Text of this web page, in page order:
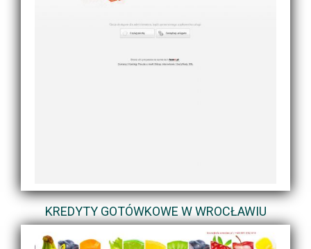
KREDYTY GOTÓWKOWE W WROCŁAWIU